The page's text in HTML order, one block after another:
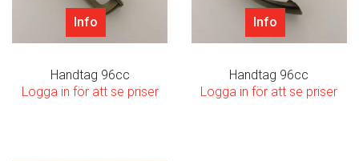
Info
Handtag 96cc
Logga in för att se priser
Info
Handtag 96cc
Logga in för att se priser